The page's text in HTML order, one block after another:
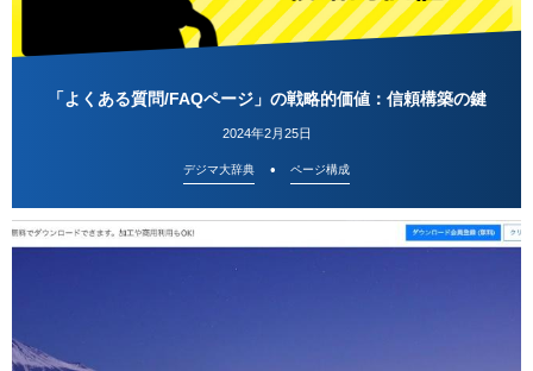
「よくある質問/FAQページ」の戦略的価値：信頼構築の鍵
2024年2月25日
デジマ大辞典 ページ構成